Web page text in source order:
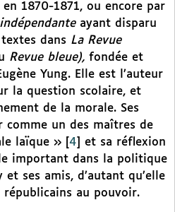
1870-1871, ou encore par
ayant disparu
dans La Revue
Revue bleue), fondée et
Yung. Elle est l’auteur
la question scolaire, et
de la morale. Ses
comme un des maîtres de
laïque »
4
et sa réflexion
important dans la politique
ses amis, d’autant qu’elle
au pouvoir.